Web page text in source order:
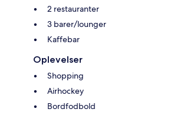
2 restauranter
3 barer/lounger
Kaffebar
Oplevelser
Shopping
Airhockey
Bordfodbold